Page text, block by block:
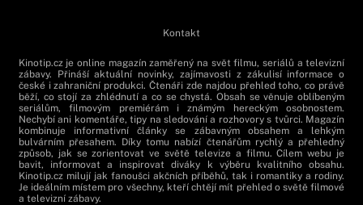
Kontakt
Kinotip.cz je online magazín zaměřený na svět filmu, seriálů a televizní
zábavy. Přináší aktuální novinky, zajímavosti z zákulisí informace o
české i zahraniční produkci. Čtenáři zde najdou přehled toho, co právě
běží, co stojí za zhlédnutí a co se chystá. Obsah se věnuje oblíbeným
seriálům, filmovým premiérám i známým hereckým osobnostem.
Nechybí ani komentáře, tipy na sledování a rozhovory s tvůrci. Magazín
kombinuje informativní články se zábavným obsahem a lehkým
bulvárním přesahem. Díky tomu nabízí čtenářům rychlý a přehledný
způsob, jak se zorientovat ve světě televize a filmu. Cílem webu je
bavit, informovat a inspirovat diváky k výběru kvalitního obsahu.
Kinotip.cz milují jak fanoušci akčních příběhů, tak i romantiky a rodiny.
Je ideálním místem pro všechny, kteří chtějí mít přehled o světě filmové
a televizní zábavy.